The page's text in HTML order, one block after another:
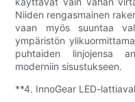
Niiden rengasmainen
vaan myös suuntaa
ympäristön
puhtaiden linjojensa
moderniin sisustukseen.
**4. InnoGear LED-